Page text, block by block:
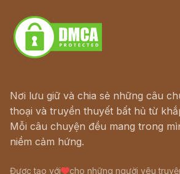
Nơi lưu giữ và chia sẻ những câu
thoại và truyền thuyết bất hủ từ
Mỗi câu chuyện đều mang trong
niềm cảm hứng.
Được tạo với cho những người yêu